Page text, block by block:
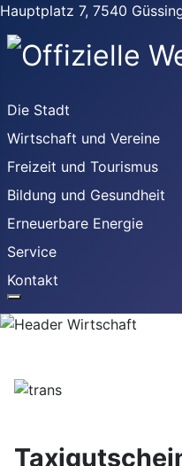
Hauptplatz 7, 7540
Die Stadt
Wirtschaft und Vereine
Freizeit und Tourismus
Bildung und Gesundheit
Erneuerbare Energie
Service
Kontakt